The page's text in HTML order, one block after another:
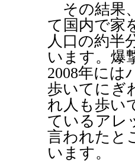
その結果
て国内で家
人口の約半
います。爆
2008年には
歩いてにぎ
れ人も歩い
ているアレ
言われたと
います。